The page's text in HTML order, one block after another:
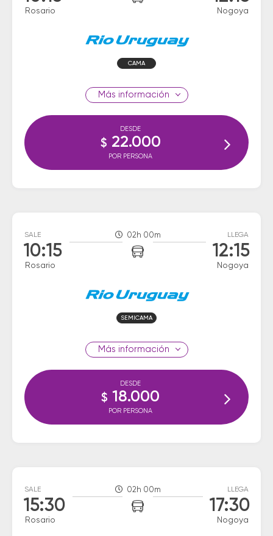
Rosario Nogoya
CAMA
información
DESDE
$ 22.000
POR PERSONA
SALE
10:15
Rosario
02h 00m LLEGA
12:15
Nogoya
SEMICAMA
información
DESDE
$ 18.000
POR PERSONA
SALE
15:30
Rosario
02h 00m LLEGA
17:30
Nogoya